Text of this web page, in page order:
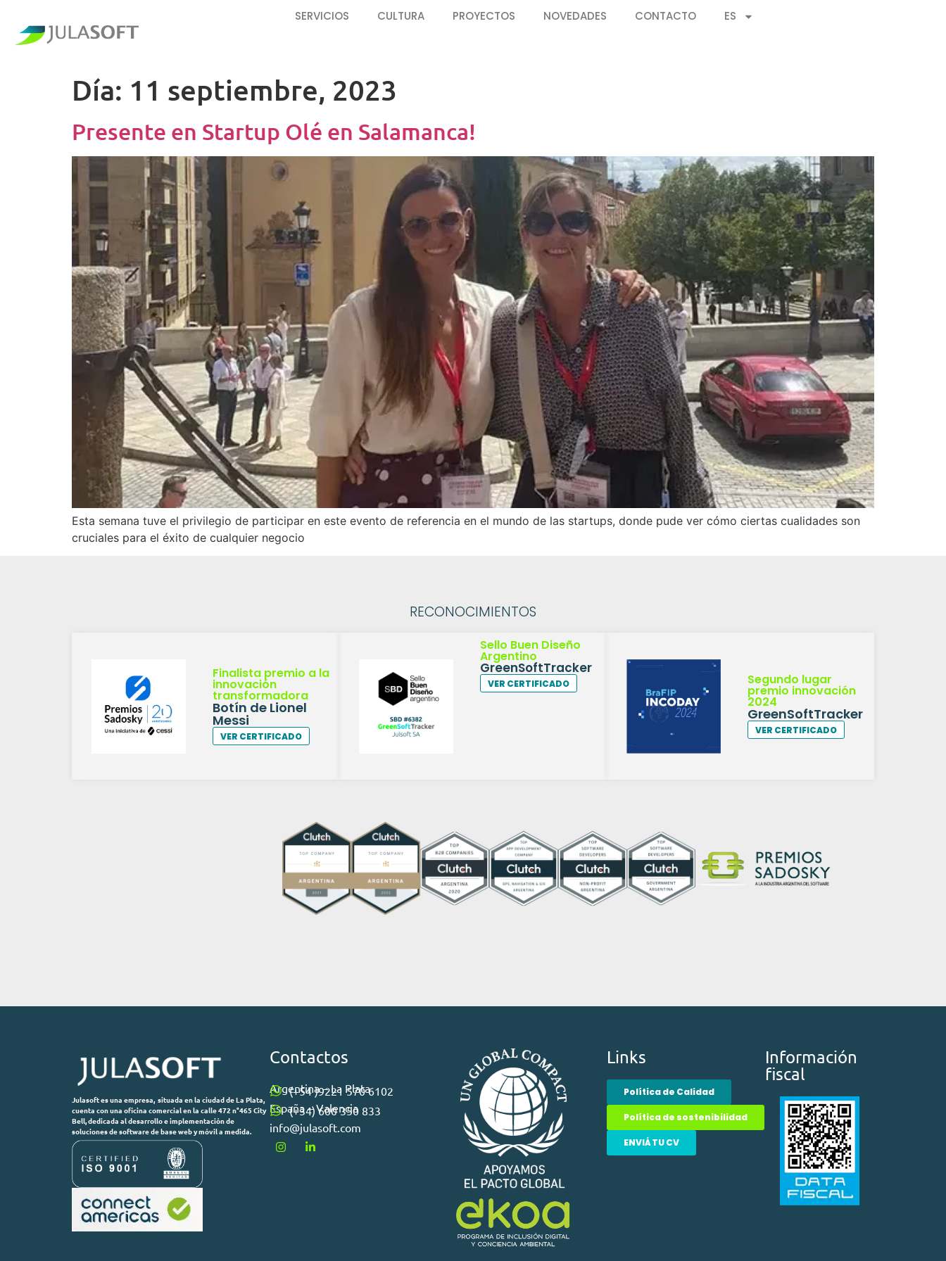
SERVICIOS CULTURA PROYECTOS NOVEDADES CONTACTO ES
Día: 11 septiembre, 2023
Presente en Startup Olé en Salamanca!
Esta semana tuve el privilegio de participar en este evento de referencia en el mundo de las startups, donde pude ver cómo ciertas cualidades son
cruciales para el éxito de cualquier negocio
RECONOCIMIENTOS
Finalista premio a la
innovación
transformadora
Botín de Lionel
Messi
VER CERTIFICADO
Sello Buen Diseño
Argentino
GreenSoftTracker
VER CERTIFICADO Segundo lugar
premio innovación
2024
GreenSoftTracker
VER CERTIFICADO
Julasoft es una empresa, situada en la ciudad de La Plata,
cuenta con una oficina comercial en la calle 472 n°465 City
Bell, dedicada al desarrollo e implementación de
soluciones de software de base web y móvil a medida.
Contactos
Argentina – La Plata
(+54 )9221 570 6102
España – Valencia
(+34) 600 350 833
info@julasoft.com
Links
Política de Calidad
Política de sostenibilidad
ENVIÁ TU CV
Información
fiscal